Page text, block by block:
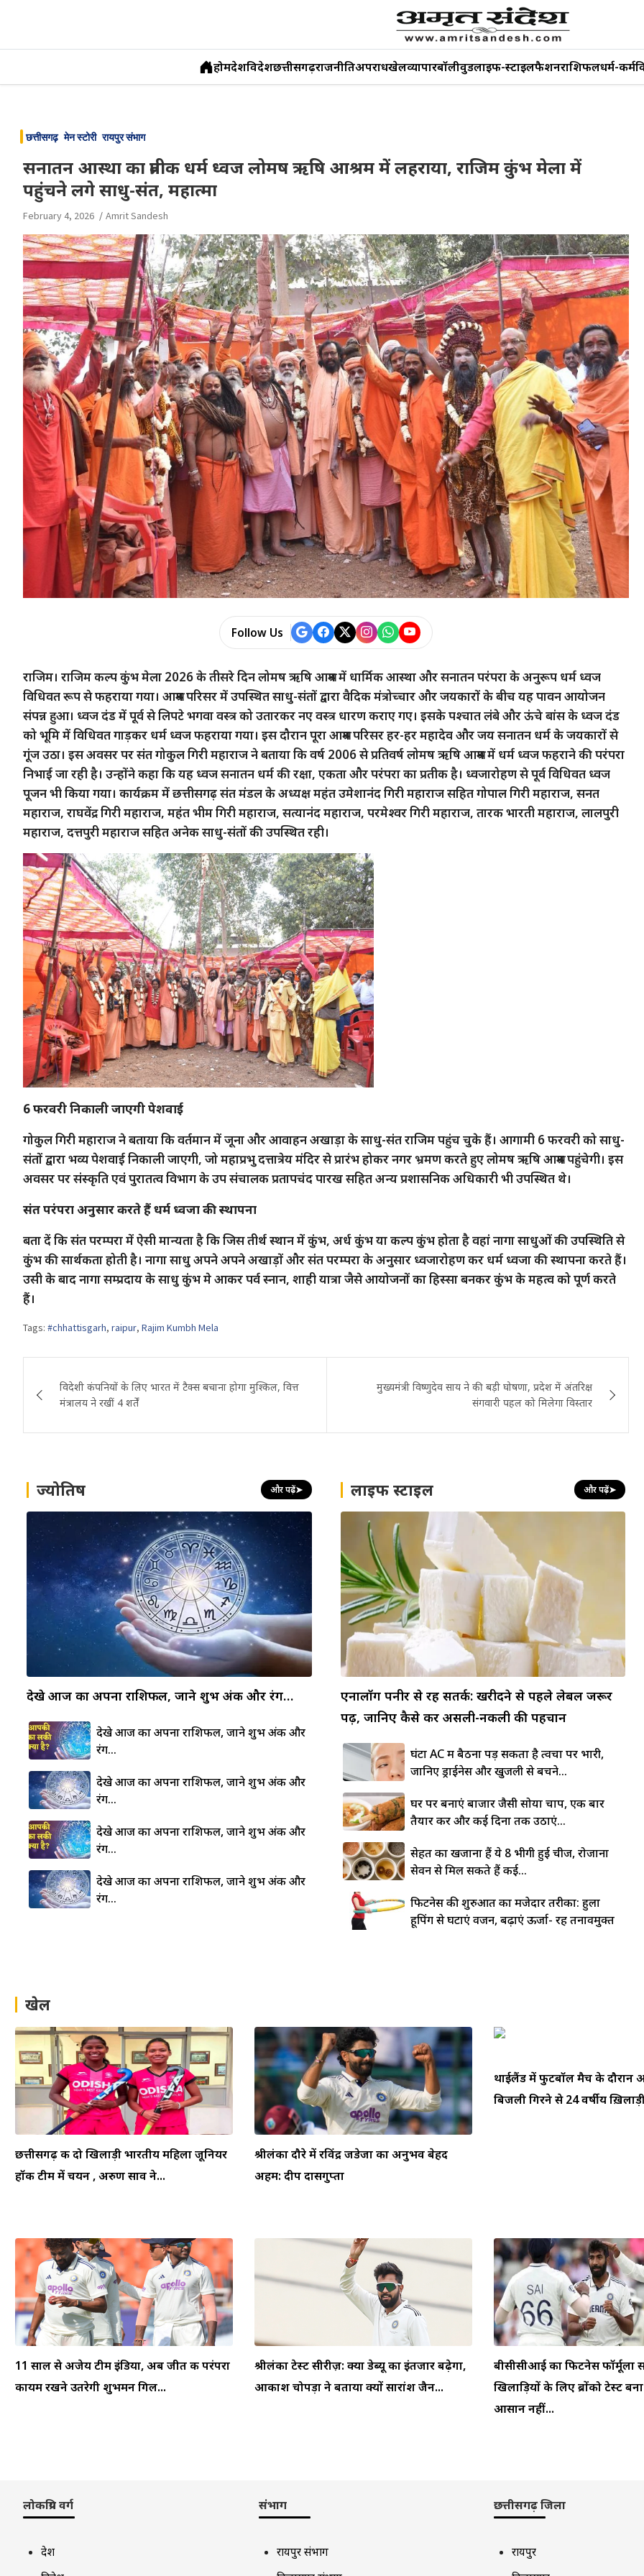
content
होमदेशविदेशछत्तीसगढ़राजनीतिअपराधखेलव्यापारबॉलीवुडलाइफ-स्टाइलफैशनराशिफलधर्म-कर्म
छत्तीसगढ़ मेन स्टोरी रायपुर संभाग
सनातन आस्था का प्रतीक धर्म ध्वज लोमष ऋषि आश्रम में लहराया, राजिम कुंभ मेला में
पहुंचने लगे साधु-संत, महात्मा
February 4, 2026 Amrit Sandesh
Follow Us
राजिम। राजिम कल्प कुंभ मेला 2026 के तीसरे दिन लोमष ऋषि आश्रम में धार्मिक आस्था और सनातन परंपरा के अनुरूप धर्म ध्वज
विधिवत रूप से फहराया गया। आश्रम परिसर में उपस्थित साधु-संतों द्वारा वैदिक मंत्रोच्चार और जयकारों के बीच यह पावन आयोजन
संपन्न हुआ। ध्वज दंड में पूर्व से लिपटे भगवा वस्त्र को उतारकर नए वस्त्र धारण कराए गए। इसके पश्चात लंबे और ऊंचे बांस के ध्वज दंड
को भूमि में विधिवत गाड़कर धर्म ध्वज फहराया गया। इस दौरान पूरा आश्रम परिसर हर-हर महादेव और जय सनातन धर्म के जयकारों से
गूंज उठा। इस अवसर पर संत गोकुल गिरी महाराज ने बताया कि वर्ष 2006 से प्रतिवर्ष लोमष ऋषि आश्रम में धर्म ध्वज फहराने की परंपरा
निभाई जा रही है। उन्होंने कहा कि यह ध्वज सनातन धर्म की रक्षा, एकता और परंपरा का प्रतीक है। ध्वजारोहण से पूर्व विधिवत ध्वज
पूजन भी किया गया। कार्यक्रम में छत्तीसगढ़ संत मंडल के अध्यक्ष महंत उमेशानंद गिरी महाराज सहित गोपाल गिरी महाराज, सनत
महाराज, राघवेंद्र गिरी महाराज, महंत भीम गिरी महाराज, सत्यानंद महाराज, परमेश्वर गिरी महाराज, तारक भारती महाराज, लालपुरी
महाराज, दत्तपुरी महाराज सहित अनेक साधु-संतों की उपस्थित रही।
6 फरवरी निकाली जाएगी पेशवाई
गोकुल गिरी महाराज ने बताया कि वर्तमान में जूना और आवाहन अखाड़ा के साधु-संत राजिम पहुंच चुके हैं। आगामी 6 फरवरी को साधु-
संतों द्वारा भव्य पेशवाई निकाली जाएगी, जो महाप्रभु दत्तात्रेय मंदिर से प्रारंभ होकर नगर भ्रमण करते हुए लोमष ऋषि आश्रम पहुंचेगी। इस
अवसर पर संस्कृति एवं पुरातत्व विभाग के उप संचालक प्रतापचंद पारख सहित अन्य प्रशासनिक अधिकारी भी उपस्थित थे।
संत परंपरा अनुसार करते हैं धर्म ध्वजा की स्थापना
बता दें कि संत परम्परा में ऐसी मान्यता है कि जिस तीर्थ स्थान में कुंभ, अर्ध कुंभ या कल्प कुंभ होता है वहां नागा साधुओं की उपस्थिति से
कुंभ की सार्थकता होती है। नागा साधु अपने अपने अखाड़ों और संत परम्परा के अनुसार ध्वजारोहण कर धर्म ध्वजा की स्थापना करते हैं।
उसी के बाद नागा सम्प्रदाय के साधु कुंभ मे आकर पर्व स्नान, शाही यात्रा जैसे आयोजनों का हिस्सा बनकर कुंभ के महत्व को पूर्ण करते
हैं।
Tags: #chhattisgarh, raipur, Rajim Kumbh Mela
navigation
विदेशी कंपनियों के लिए भारत में टैक्स बचाना होगा मुश्किल, वित्त
मंत्रालय ने रखीं 4 शर्तें
मुख्यमंत्री विष्णुदेव साय ने की बड़ी घोषणा, प्रदेश में अंतरिक्ष
संगवारी पहल को मिलेगा विस्तार
ज्योतिष और पढ़ें➤
देखे आज का अपना राशिफल, जाने शुभ अंक और रंग…
देखे आज का अपना राशिफल, जाने शुभ अंक और
रंग…
देखे आज का अपना राशिफल, जाने शुभ अंक और
रंग…
देखे आज का अपना राशिफल, जाने शुभ अंक और
रंग…
देखे आज का अपना राशिफल, जाने शुभ अंक और
रंग…
लाइफ स्टाइल और पढ़ें➤
एनालॉग पनीर से रहें सतर्क: खरीदने से पहले लेबल जरूर
पढ़ें, जानिए कैसे करें असली-नकली की पहचान
घंटों AC में बैठना पड़ सकता है त्वचा पर भारी,
जानिए ड्राईनेस और खुजली से बचने...
घर पर बनाएं बाजार जैसी सोया चाप, एक बार
तैयार करें और कई दिनों तक उठाएं...
सेहत का खजाना हैं ये 8 भीगी हुई चीजें, रोजाना
सेवन से मिल सकते हैं कई...
फिटनेस की शुरुआत का मजेदार तरीका: हुला
हूपिंग से घटाएं वजन, बढ़ाएं ऊर्जा- रहें तनावमुक्त
खेल
छत्तीसगढ़ की दो खिलाड़ी भारतीय महिला जूनियर
हॉकी टीम में चयन , अरुण साव ने...
श्रीलंका दौरे में रविंद्र जडेजा का अनुभव बेहद
अहम: दीप दासगुप्ता
थाईलैंड में फुटबॉल मैच के दौरान
बिजली गिरने से 24 वर्षीय
11 साल से अजेय टीम इंडिया, अब जीत की परंपरा
कायम रखने उतरेगी शुभमन गिल...
श्रीलंका टेस्ट सीरीज़: क्या डेब्यू का इंतजार बढ़ेगा,
आकाश चोपड़ा ने बताया क्यों सारांश जैन...
बीसीसीआई का फिटनेस फॉर्मूला
खिलाड़ियों के लिए ब्रोंको टेस्ट
आसान नहीं...
लोकप्रिय वर्ग
देश
संभाग
रायपुर संभाग
छत्तीसगढ़ जिला
रायपुर